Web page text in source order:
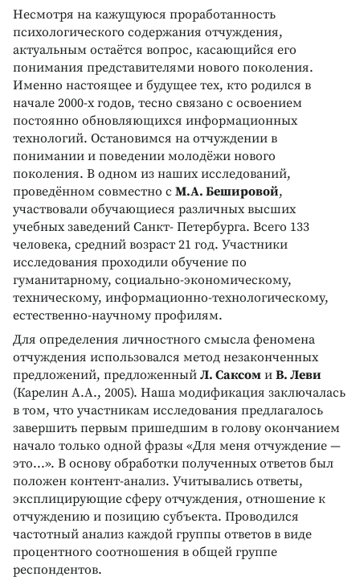
Несмотря на кажущуюся проработанность
психологического содержания отчуждения,
актуальным остаётся вопрос, касающийся его
понимания представителями нового поколения.
Именно настоящее и будущее тех, кто родился в
начале 2000-х годов, тесно связано с освоением
постоянно обновляющихся информационных
технологий. Остановимся на отчуждении в
понимании и поведении молодёжи нового
поколения. В одном из наших исследований,
проведённом совместно с М.А. Бешировой,
участвовали обучающиеся различных высших
учебных заведений Санкт- Петербурга. Всего 133
человека, средний возраст 21 год. Участники
исследования проходили обучение по
гуманитарному, социально-экономическому,
техническому, информационно-технологическому,
естественно-научному профилям.
Для определения личностного смысла феномена
отчуждения использовался метод незаконченных
предложений, предложенный Л. Саксом и В. Леви
(Карелин А.А., 2005). Наша модификация заключалась
в том, что участникам исследования предлагалось
завершить первым пришедшим в голову окончанием
начало только одной фразы «Для меня отчуждение —
это...». В основу обработки полученных ответов был
положен контент-анализ. Учитывались ответы,
эксплицирующие сферу отчуждения, отношение к
отчуждению и позицию субъекта. Проводился
частотный анализ каждой группы ответов в виде
процентного соотношения в общей группе
респондентов.